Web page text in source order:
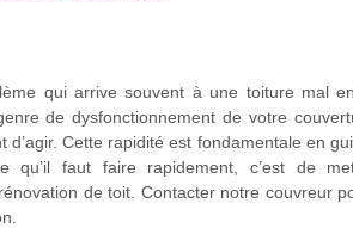
qui arrive souvent à une toiture mal
de dysfonctionnement de votre
d’agir. Cette rapidité est fondamentale en
qu’il faut faire rapidement, c’est de
de toit. Contacter notre couvreur